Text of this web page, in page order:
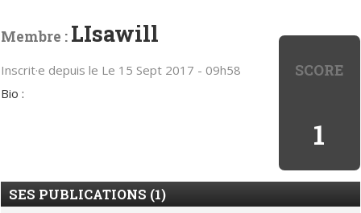
SCORE
1
Membre : LIsawill
Inscrit·e depuis le Le 15 Sept 2017 - 09h58
Bio :
SES PUBLICATIONS (1)